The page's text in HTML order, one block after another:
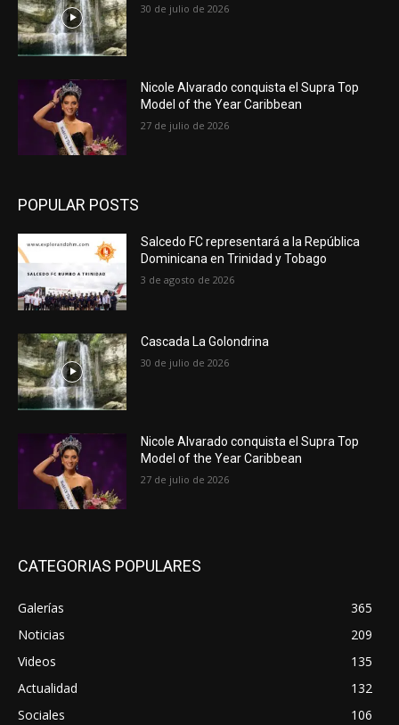
30 de julio de 2026
Nicole Alvarado conquista el Supra Top
Model of the Year Caribbean
27 de julio de 2026
POPULAR POSTS
Salcedo FC representará a la República
Dominicana en Trinidad y Tobago
3 de agosto de 2026
Cascada La Golondrina
30 de julio de 2026
Nicole Alvarado conquista el Supra Top
Model of the Year Caribbean
27 de julio de 2026
CATEGORIAS POPULARES
Galerías
365
Noticias
209
Videos
135
Actualidad
132
Sociales
106